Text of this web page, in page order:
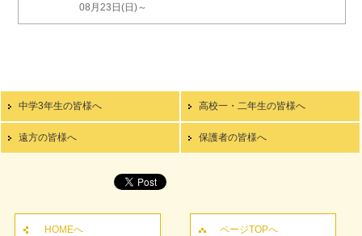
08月23日(日)～
中学3年生の皆様へ 高校一・二年生の皆様へ
遠方の皆様へ 保護者の皆様へ
HOMEへ ページTOPへ